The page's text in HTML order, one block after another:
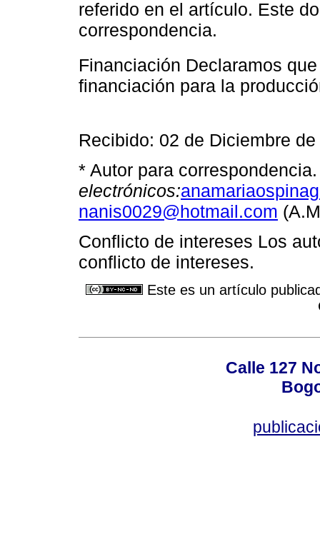
referido en el artículo. Este
correspondencia.
Financiación Declaramos
financiación para la
Recibido: 02 de Diciembre
* Autor para
electrónicos:
nanis0029@hotmail.com
Conflicto de intereses Los
conflicto de intereses.
Este es un artículo
Calle 127